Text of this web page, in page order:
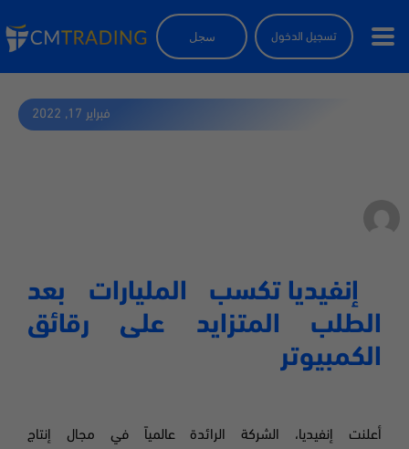
تسجيل الدخول سجل
فبراير 17, 2022
إنفيديا تكسب المليارات بعد
الطلب المتزايد على رقائق
الكمبيوتر
أعلنت إنفيديا، الشركة الرائدة عالمياً في مجال
إنتاج